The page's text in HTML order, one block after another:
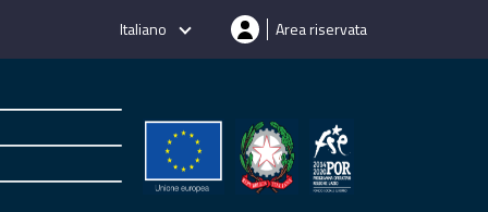
Italiano Area riservata